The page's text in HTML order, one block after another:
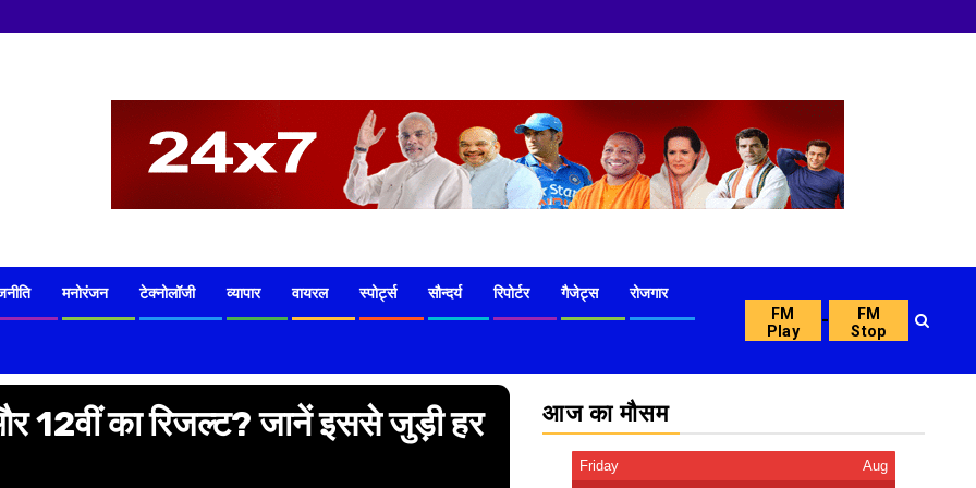
मनोरंजन टेक्नोलॉजी व्यापार वायरल स्पोर्ट्स सौन्दर्य रिपोर्टर गैजेट्स रोजगार
FM
Play
-
FM
Stop
12वीं का रिजल्ट? जानें इससे जुड़ी हर
आज का मौसम
Friday Aug